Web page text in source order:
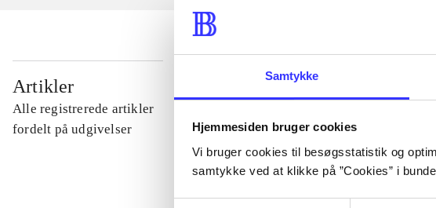
Samtykke
Hjemmesiden bruger cookies
Vi bruger cookies til besøgsstatistik og
samtykke ved at klikke på ”Cookies” i
Artikler
Alle registrerede artikler
fordelt på udgivelser
...
...
...